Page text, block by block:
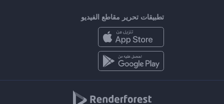
تطبيقات تحرير مقاطع الفيديو